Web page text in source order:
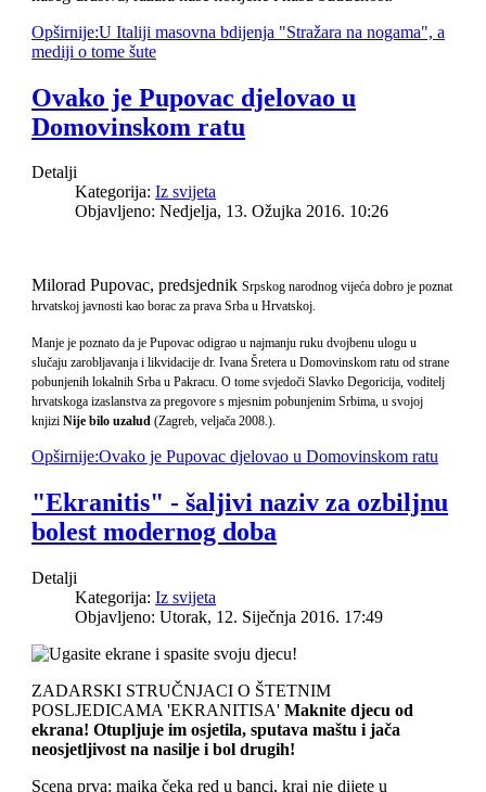
Opširnije:U Italiji masovna bdijenja "Stražara na nogama", a
mediji o tome šute
Ovako je Pupovac djelovao u
Domovinskom ratu
Detalji
Kategorija:Iz svijeta
Objavljeno: Nedjelja, 13. Ožujka 2016. 10:26
Milorad Pupovac, predsjednikSrpskog narodnog vijeća dobro je poznat
hrvatskoj javnosti kao borac za prava Srba u Hrvatskoj.
Manje je poznato da je Pupovac odigrao u najmanju ruku dvojbenu ulogu u
slučaju zarobljavanja i likvidacije dr. Ivana Šretera u Domovinskom ratu od strane
pobunjenih lokalnih Srba u Pakracu. O tome svjedoči Slavko Degoricija, voditelj
hrvatskoga izaslanstva za pregovore s mjesnim pobunjenim Srbima, u svojoj
knjiziNije bilo uzalud (Zagreb, veljača 2008.).
Opširnije:Ovako je Pupovac djelovao u Domovinskom ratu
"Ekranitis" - šaljivi naziv za ozbiljnu
bolest modernog doba
Detalji
Kategorija:Iz svijeta
Objavljeno: Utorak, 12. Siječnja 2016. 17:49
ZADARSKI STRUČNJACI O ŠTETNIM
POSLJEDICAMA 'EKRANITISA'Maknite djecu od
ekrana! Otupljuje im osjetila, sputava maštu i jača
neosjetljivost na nasilje i bol drugih!
Scena prva: majka čeka red u banci, kraj nje dijete u